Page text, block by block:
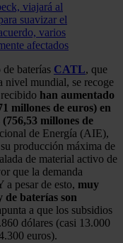
viajará al
suavizar el
varios
afectados
baterías CATL, que
nivel mundial, se recoge
han aumentado
millones de euros) en
millones de
de Energía (AIE),
producción máxima de
de material activo de
que la demanda
a pesar de esto, muy
de baterías son
a que los subsidios
dólares (casi 13.000
euros).